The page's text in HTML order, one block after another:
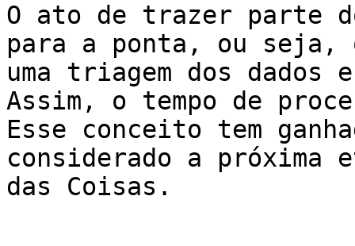
O ato de trazer parte
para a ponta, ou seja,
uma triagem dos dados
Assim, o tempo de
Esse conceito tem
considerado a
das Coisas.